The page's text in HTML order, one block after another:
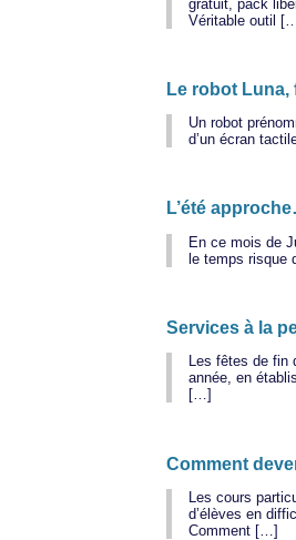
gratuit, pack
Véritable outil
Le robot Luna,
Un robot
d’un écran
L’été
En ce mois de
le temps risque
Services à la
Les fêtes de fin
année, en
[…]
Comment
Les cours
d’élèves en
Comment […]